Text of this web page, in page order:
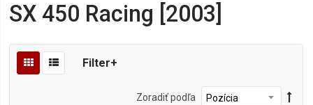
SX 450 Racing [2003]
Filter+
Zoradiť podľa